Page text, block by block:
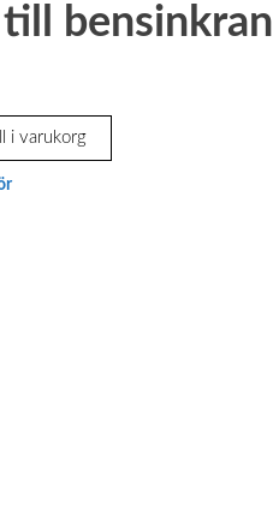
bensinkran
i varukorg